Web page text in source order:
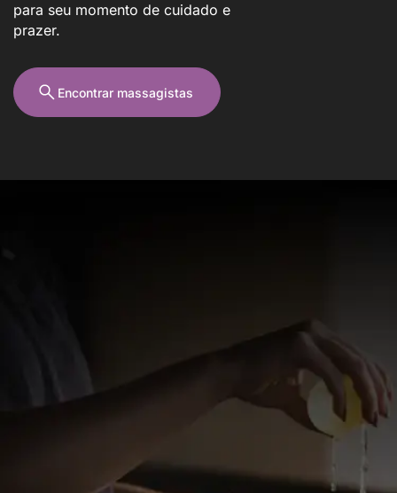
para seu momento de cuidado e
prazer.
Encontrar massagistas
Oi Amores, trabalho com massagens relaxante,
Vila Mariana, São Paulo - SP